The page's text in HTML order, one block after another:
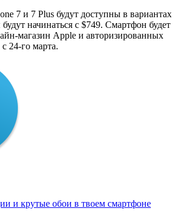
7 и 7 Plus будут доступны в вариантах
начинаться с $749. Смартфон будет
магазин Apple и авторизированных
24-го марта.
и крутые обои в твоем смартфоне